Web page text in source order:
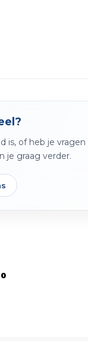
is, of heb je
je graag verder.
0